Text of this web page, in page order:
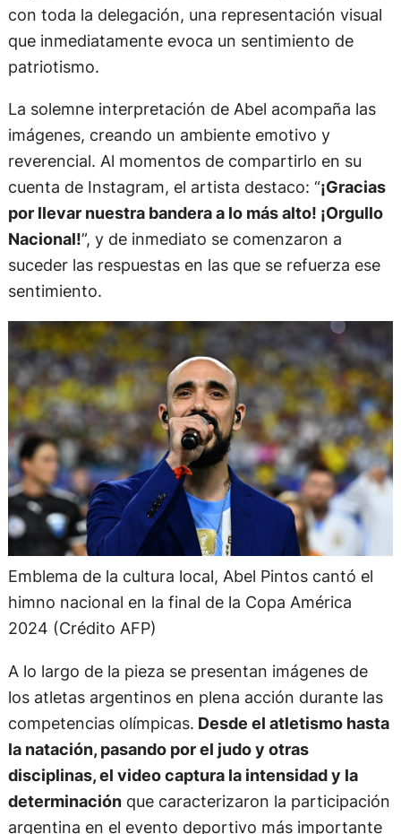
con toda la delegación, una representación visual
que inmediatamente evoca un sentimiento de
patriotismo.
La solemne interpretación de Abel acompaña las
imágenes, creando un ambiente emotivo y
reverencial. Al momentos de compartirlo en su
cuenta de Instagram, el artista destaco: “¡Gracias
por llevar nuestra bandera a lo más alto! ¡Orgullo
Nacional!”, y de inmediato se comenzaron a
suceder las respuestas en las que se refuerza ese
sentimiento.
Emblema de la cultura local, Abel Pintos cantó el
himno nacional en la final de la Copa América
2024 (Crédito AFP)
A lo largo de la pieza se presentan imágenes de
los atletas argentinos en plena acción durante las
competencias olímpicas. Desde el atletismo hasta
la natación, pasando por el judo y otras
disciplinas, el video captura la intensidad y la
determinaciónque caracterizaron la participación
argentina en el evento deportivo más importante